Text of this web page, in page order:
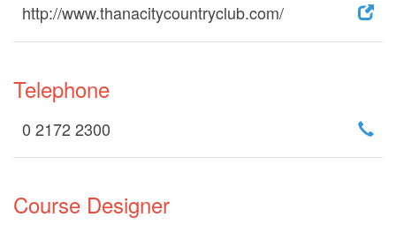
http://www.thanacitycountryclub.com/
Telephone
0 2172 2300
Course Designer